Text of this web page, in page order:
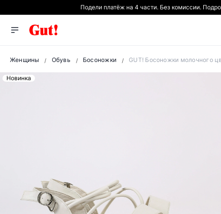
Подели платёж на 4 части. Без комиссии.
Женщины Обувь Босоножки GUT! Босоножки молочного
Новинка